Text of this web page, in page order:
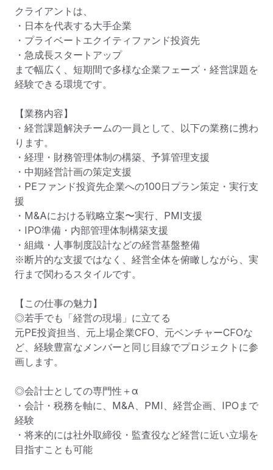
クライアントは、
・日本を代表する大手企業
・プライベートエクイティファンド投資先
・急成長スタートアップ
まで幅広く、短期間で多様な企業フェーズ・経営課題を
経験できる環境です。
【業務内容】
・経営課題解決チームの一員として、以下の業務に携わ
ります。
・経理・財務管理体制の構築、予算管理支援
・中期経営計画の策定支援
・PEファンド投資先企業への100日プラン策定・実行支
援
・M&Aにおける戦略立案〜実行、PMI支援
・IPO準備・内部管理体制構築支援
・組織・人事制度設計などの経営基盤整備
※断片的な支援ではなく、経営全体を俯瞰しながら、実
行まで関わるスタイルです。
【この仕事の魅力】
◎若手でも「経営の現場」に立てる
元PE投資担当、元上場企業CFO、元ベンチャーCFOな
ど、経験豊富なメンバーと同じ目線でプロジェクトに参
画します。
◎会計士としての専門性＋α
・会計・税務を軸に、M&A、PMI、経営企画、IPOまで
経験
・将来的には社外取締役・監査役など経営に近い立場を
目指すことも可能